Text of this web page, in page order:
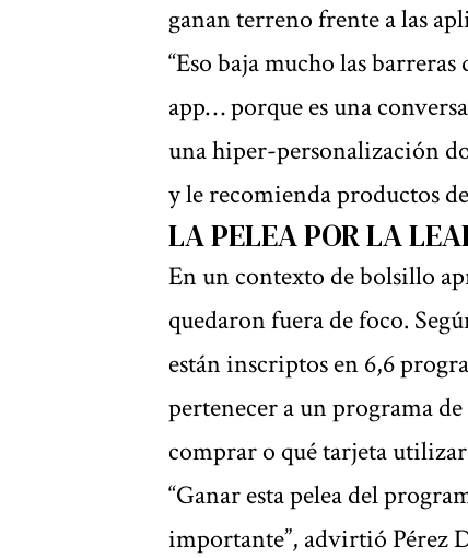
ganan terreno frente a las
“Eso baja mucho las
app… porque es una
una hiper-personalización
y le recomienda productos
LA PELEA POR LA
En un contexto de bolsillo
quedaron fuera de foco.
están inscriptos en 6,6
pertenecer a un programa
comprar o qué tarjeta
“Ganar esta pelea del
importante”, advirtió Pérez